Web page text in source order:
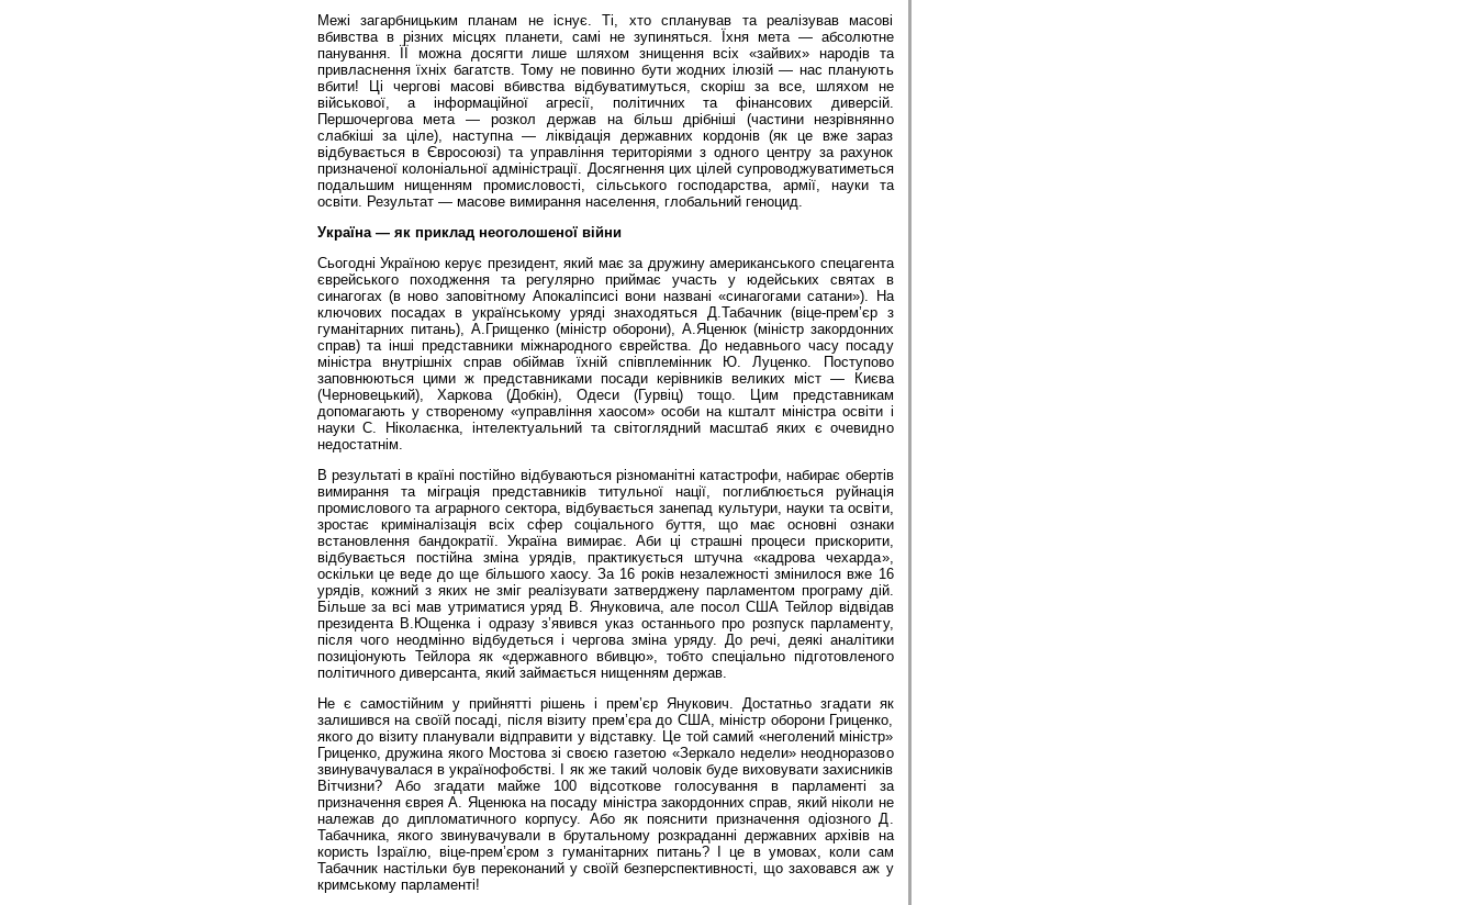
Межі загарбницьким планам не існує. Ті, хто спланував та реалізував масові
вбивства в різних місцях планети, самі не зупиняться. Їхня мета — абсолютне
панування. ЇЇ можна досягти лише шляхом знищення всіх «зайвих» народів та
привласнення їхніх багатств. Тому не повинно бути жодних ілюзій — нас планують
вбити! Ці чергові масові вбивства відбуватимуться, скоріш за все, шляхом не
військової, а інформаційної агресії, політичних та фінансових диверсій.
Першочергова мета — розкол держав на більш дрібніші (частини незрівнянно
слабкіші за ціле), наступна — ліквідація державних кордонів (як це вже зараз
відбувається в Євросоюзі) та управління територіями з одного центру за рахунок
призначеної колоніальної адміністрації. Досягнення цих цілей супроводжуватиметься
подальшим нищенням промисловості, сільського господарства, армії, науки та
освіти. Результат — масове вимирання населення, глобальний геноцид.
Україна — як приклад неоголошеної війни
Сьогодні Україною керує президент, який має за дружину американського спецагента
єврейського походження та регулярно приймає участь у юдейських святах в
синагогах (в ново заповітному Апокаліпсисі вони названі «синагогами сатани»). На
ключових посадах в українському уряді знаходяться Д.Табачник (віце-прем’єр з
гуманітарних питань), А.Грищенко (міністр оборони), А.Яценюк (міністр закордонних
справ) та інші представники міжнародного єврейства. До недавнього часу посаду
міністра внутрішніх справ обіймав їхній співплемінник Ю. Луценко. Поступово
заповнюються цими ж представниками посади керівників великих міст — Києва
(Черновецький), Харкова (Добкін), Одеси (Гурвіц) тощо. Цим представникам
допомагають у створеному «управління хаосом» особи на кшталт міністра освіти і
науки С. Ніколаєнка, інтелектуальний та світоглядний масштаб яких є очевидно
недостатнім.
В результаті в країні постійно відбуваються різноманітні катастрофи, набирає обертів
вимирання та міграція представників титульної нації, поглиблюється руйнація
промислового та аграрного сектора, відбувається занепад культури, науки та освіти,
зростає криміналізація всіх сфер соціального буття, що має основні ознаки
встановлення бандократії. Україна вимирає. Аби ці страшні процеси прискорити,
відбувається постійна зміна урядів, практикується штучна «кадрова чехарда»,
оскільки це веде до ще більшого хаосу. За 16 років незалежності змінилося вже 16
урядів, кожний з яких не зміг реалізувати затверджену парламентом програму дій.
Більше за всі мав утриматися уряд В. Януковича, але посол США Тейлор відвідав
президента В.Ющенка і одразу з’явився указ останнього про розпуск парламенту,
після чого неодмінно відбудеться і чергова зміна уряду. До речі, деякі аналітики
позиціонують Тейлора як «державного вбивцю», тобто спеціально підготовленого
політичного диверсанта, який займається нищенням держав.
Не є самостійним у прийнятті рішень і прем’єр Янукович. Достатньо згадати як
залишився на своїй посаді, після візиту прем’єра до США, міністр оборони Гриценко,
якого до візиту планували відправити у відставку. Це той самий «неголений міністр»
Гриценко, дружина якого Мостова зі своєю газетою «Зеркало недели» неодноразово
звинувачувалася в українофобстві. І як же такий чоловік буде виховувати захисників
Вітчизни? Або згадати майже 100 відсоткове голосування в парламенті за
призначення єврея А. Яценюка на посаду міністра закордонних справ, який ніколи не
належав до дипломатичного корпусу. Або як пояснити призначення одіозного Д.
Табачника, якого звинувачували в брутальному розкраданні державних архівів на
користь Ізраїлю, віце-прем’єром з гуманітарних питань? І це в умовах, коли сам
Табачник настільки був переконаний у своїй безперспективності, що заховався аж у
кримському парламенті!